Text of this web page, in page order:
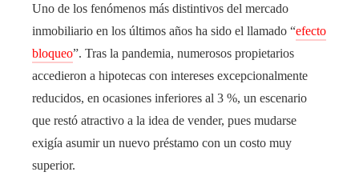
Uno de los fenómenos más distintivos del mercado
inmobiliario en los últimos años ha sido el llamado “efecto
bloqueo”. Tras la pandemia, numerosos propietarios
accedieron a hipotecas con intereses excepcionalmente
reducidos, en ocasiones inferiores al 3 %, un escenario
que restó atractivo a la idea de vender, pues mudarse
exigía asumir un nuevo préstamo con un costo muy
superior.